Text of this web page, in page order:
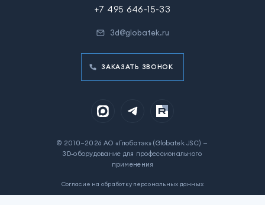
+7 495 646-15-33
3d@globatek.ru
ЗАКАЗАТЬ ЗВОНОК
© 2010–2026 АО «Глобатэк» (Globatek JSC) —
3D‑оборудование для профессионального
применения
Согласие на обработку персональных данных